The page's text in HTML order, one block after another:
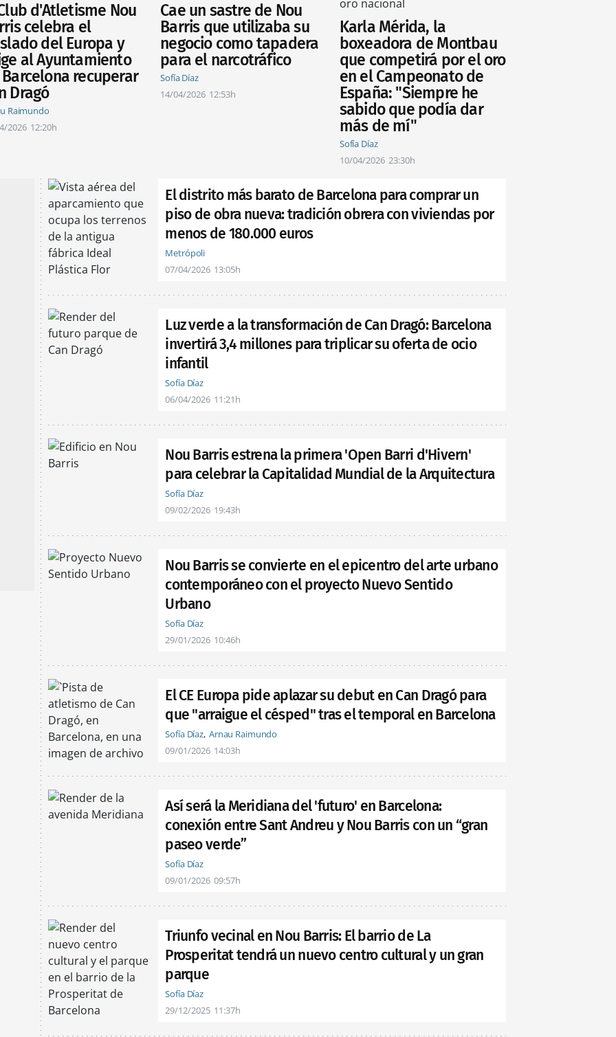
d'Atletisme Nou
celebra el
del Europa y
al Ayuntamiento
recuperar
Dragó
Raimundo
2026 12:20h
Cae un sastre de Nou
Barris que utilizaba su
negocio como tapadera
para el narcotráfico
Sofía Díaz
14/04/2026 12:53h
Karla Mérida, la
boxeadora de Montbau
que competirá por el oro
en el Campeonato de
España: "Siempre he
sabido que podía dar
más de mí"
Sofía Díaz
10/04/2026 23:30h
El distrito más barato de Barcelona para comprar un
piso de obra nueva: tradición obrera con viviendas por
menos de 180.000 euros
Metrópoli
07/04/2026 13:05h
Luz verde a la transformación de Can Dragó: Barcelona
invertirá 3,4 millones para triplicar su oferta de ocio
infantil
Sofía Díaz
06/04/2026 11:21h
Nou Barris estrena la primera 'Open Barri d'Hivern'
para celebrar la Capitalidad Mundial de la Arquitectura
Sofía Díaz
09/02/2026 19:43h
Nou Barris se convierte en el epicentro del arte urbano
contemporáneo con el proyecto Nuevo Sentido
Urbano
Sofía Díaz
29/01/2026 10:46h
El CE Europa pide aplazar su debut en Can Dragó para
que "arraigue el césped" tras el temporal en Barcelona
Sofía Díaz Arnau Raimundo
09/01/2026 14:03h
Así será la Meridiana del 'futuro' en Barcelona:
conexión entre Sant Andreu y Nou Barris con un “gran
paseo verde”
Sofía Díaz
09/01/2026 09:57h
Triunfo vecinal en Nou Barris: El barrio de La
Prosperitat tendrá un nuevo centro cultural y un gran
parque
Sofía Díaz
29/12/2025 11:37h